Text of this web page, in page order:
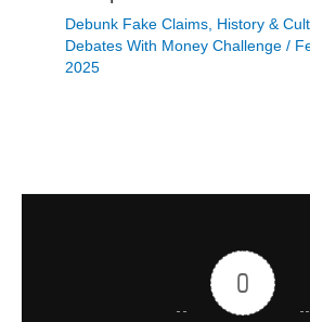
Debunk Fake Claims History &
Debates With Money Challenge /
2025
0